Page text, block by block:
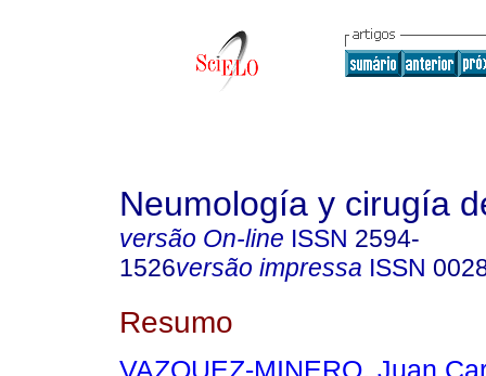
Neumología y cirugía
versão On-line ISSN 2594-
1526versão impressa ISSN
Resumo
VAZQUEZ-MINERO, Juan